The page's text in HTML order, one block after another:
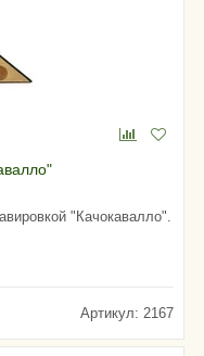
"Качокавалло".
Артикул: 2167